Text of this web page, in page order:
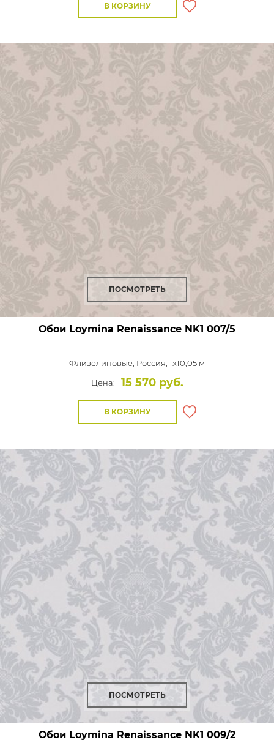
В КОРЗИНУ
ПОСМОТРЕТЬ
Обои Loymina Renaissance NK1 007/5
Флизелиновые, Россия, 1x10,05 м
Цена:
15 570 руб.
В КОРЗИНУ
ПОСМОТРЕТЬ
Обои Loymina Renaissance NK1 009/2